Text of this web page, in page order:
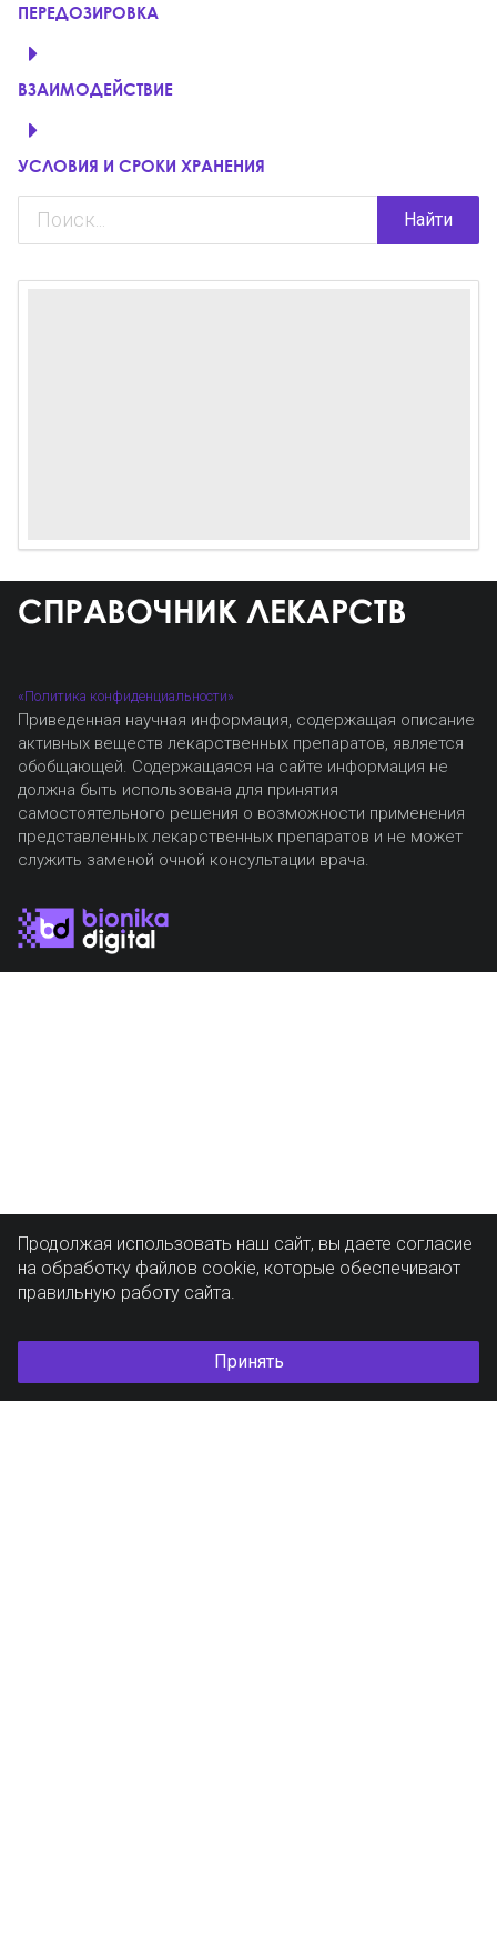
ПЕРЕДОЗИРОВКА
ВЗАИМОДЕЙСТВИЕ
УСЛОВИЯ И СРОКИ ХРАНЕНИЯ
Найти
«Политика конфиденциальности»
Приведенная научная информация, содержащая описание
активных веществ лекарственных препаратов, является
обобщающей. Содержащаяся на сайте информация не
должна быть использована для принятия
самостоятельного решения о возможности применения
представленных лекарственных препаратов и не может
служить заменой очной консультации врача.
Продолжая использовать наш сайт, вы даете согласие
на обработку файлов cookie, которые обеспечивают
правильную работу сайта.
Принять